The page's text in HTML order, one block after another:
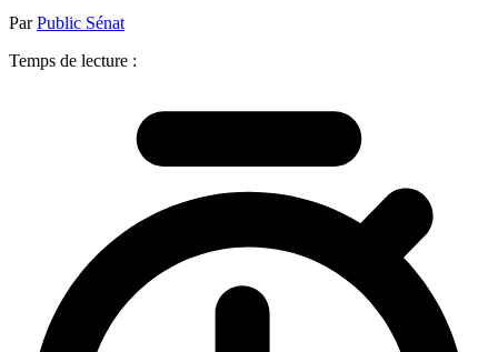
ParPublic Sénat
Temps de lecture :